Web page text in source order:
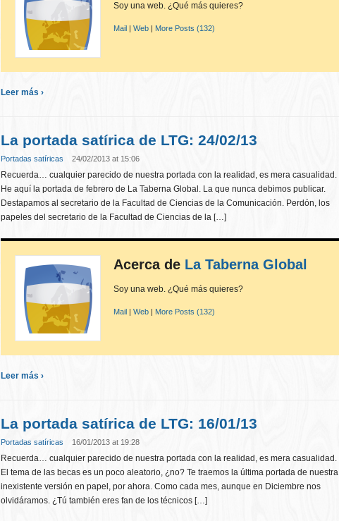
Soy una web. ¿Qué más quieres?
Mail | Web | More Posts (132)
Leer más ›
La portada satírica de LTG: 24/02/13
Portadas satíricas 24/02/2013 at 15:06
Recuerda… cualquier parecido de nuestra portada con la realidad, es mera casualidad.
He aquí la portada de febrero de La Taberna Global. La que nunca debimos publicar.
Destapamos al secretario de la Facultad de Ciencias de la Comunicación. Perdón, los
papeles del secretario de la Facultad de Ciencias de la […]
Acerca de La Taberna Global
Soy una web. ¿Qué más quieres?
Mail | Web | More Posts (132)
Leer más ›
La portada satírica de LTG: 16/01/13
Portadas satíricas 16/01/2013 at 19:28
Recuerda… cualquier parecido de nuestra portada con la realidad, es mera casualidad.
El tema de las becas es un poco aleatorio, ¿no? Te traemos la última portada de nuestra
inexistente versión en papel, por ahora. Como cada mes, aunque en Diciembre nos
olvidáramos. ¿Tú también eres fan de los técnicos […]